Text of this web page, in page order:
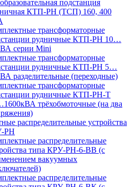
подстанция
КТП-РН (ТСП) 160, 400
трансформаторные
рудничные КТП-РН 10…
серии Mini
трансформаторные
рудничные КТП-РН 5…
разделительные (переходные)
трансформаторные
рудничные КТП-РН-Т
трёхобмоточные (на два
распределительные устройства
РН
распределительные
типа КРУ-РН-6-ВВ (с
вакуумных
распределительные